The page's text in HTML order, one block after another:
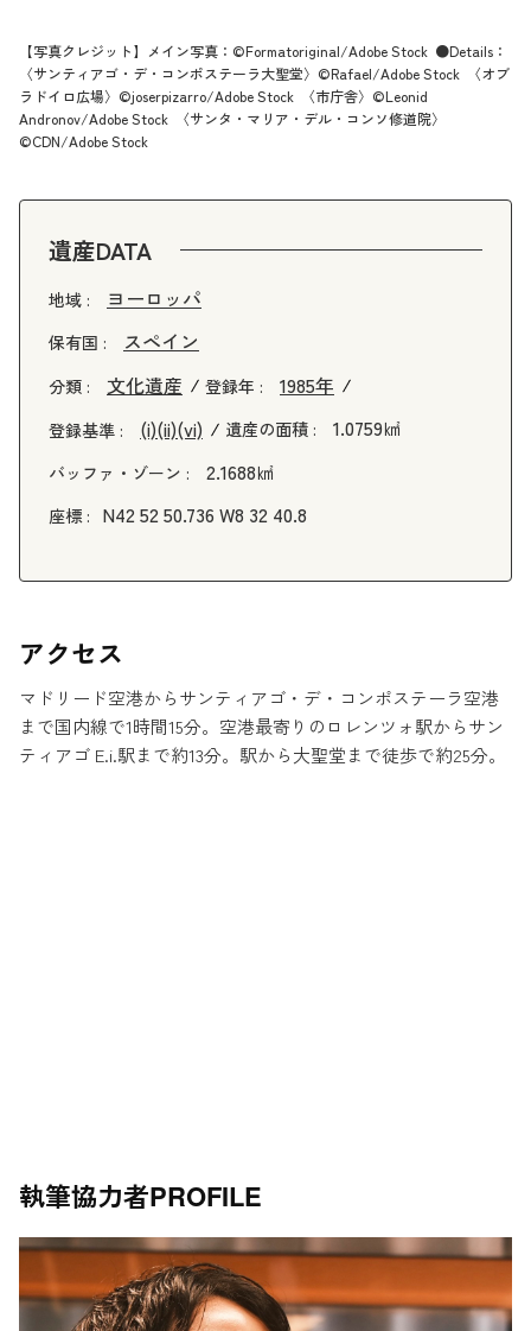
【写真クレジット】メイン写真：©Formatoriginal/Adobe Stock ●Details：
〈サンティアゴ・デ・コンポステーラ大聖堂〉©Rafael/Adobe Stock 〈オブ
ラドイロ広場〉©joserpizarro/Adobe Stock 〈市庁舎〉©Leonid
Andronov/Adobe Stock 〈サンタ・マリア・デル・コンソ修道院〉
©CDN/Adobe Stock
遺産DATA
地域 : ヨーロッパ
保有国 : スペイン
分類 : 文化遺産 登録年 : 1985年
登録基準 : (i)(ii)(vi) 遺産の面積 : 1.0759㎢
バッファ・ゾーン : 2.1688㎢
座標 : N42 52 50.736 W8 32 40.8
アクセス
マドリード空港からサンティアゴ・デ・コンポステーラ空港
まで国内線で1時間15分。空港最寄りのロレンツォ駅からサン
ティアゴ E.i.駅まで約13分。駅から大聖堂まで徒歩で約25分。
執筆協力者PROFILE